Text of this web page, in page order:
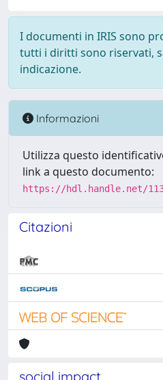
I documenti in IRIS sono
tutti i diritti sono riservati,
indicazione.
Informazioni
Utilizza questo
link a questo documento:
https://hdl.handle.net/
Citazioni
social impact